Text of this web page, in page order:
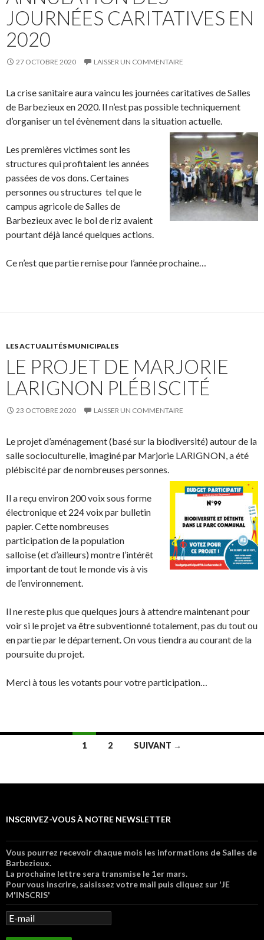
JOURNÉES CARITATIVES EN
2020
27 OCTOBRE 2020 LAISSER UN COMMENTAIRE
La crise sanitaire aura vaincu les journées caritatives de Salles
de Barbezieux en 2020. Il n’est pas possible techniquement
d’organiser un tel évènement dans la situation actuelle.
Les premières victimes sont les
structures qui profitaient les années
passées de vos dons. Certaines
personnes ou structures tel que le
campus agricole de Salles de
Barbezieux avec le bol de riz avaient
pourtant déjà lancé quelques actions.
Ce n’est que partie remise pour l’année prochaine…
LES ACTUALITÉS MUNICIPALES
LE PROJET DE MARJORIE
LARIGNON PLÉBISCITÉ
23 OCTOBRE 2020 LAISSER UN COMMENTAIRE
Le projet d’aménagement (basé sur la biodiversité) autour de la
salle socioculturelle, imaginé par Marjorie LARIGNON, a été
plébiscité par de nombreuses personnes.
Il a reçu environ 200 voix sous forme
électronique et 224 voix par bulletin
papier. Cette nombreuses
participation de la population
salloise (et d’ailleurs) montre l’intérêt
important de tout le monde vis à vis
de l’environnement.
Il ne reste plus que quelques jours à attendre maintenant pour
voir si le projet va être subventionné totalement, pas du tout ou
en partie par le département. On vous tiendra au courant de la
poursuite du projet.
Merci à tous les votants pour votre participation…
1 2 SUIVANT →
INSCRIVEZ-VOUS À NOTRE NEWSLETTER
Vous pourrez recevoir chaque mois les informations de Salles de
Barbezieux.
La prochaine lettre sera transmise le 1er mars.
Pour vous inscrire, saisissez votre mail puis cliquez sur 'JE
M'INSCRIS'